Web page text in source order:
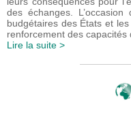
des échanges.
budgétaires des États et
renforcement des capacités
Lire la suite >